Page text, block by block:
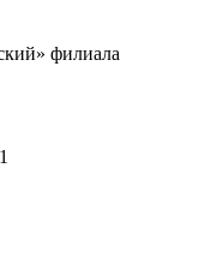
филиала